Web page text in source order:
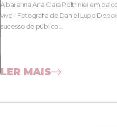
A bailarina Ana Clara Poltriniei em
vivo - Fotografia de Daniel Lupo
sucesso de público…
LER MAIS